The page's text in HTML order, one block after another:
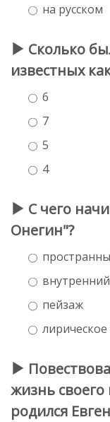
на русском
Сколько
известных
6
7
5
4
С чего
Онегин"?
пейзаж
жизнь своего
родился